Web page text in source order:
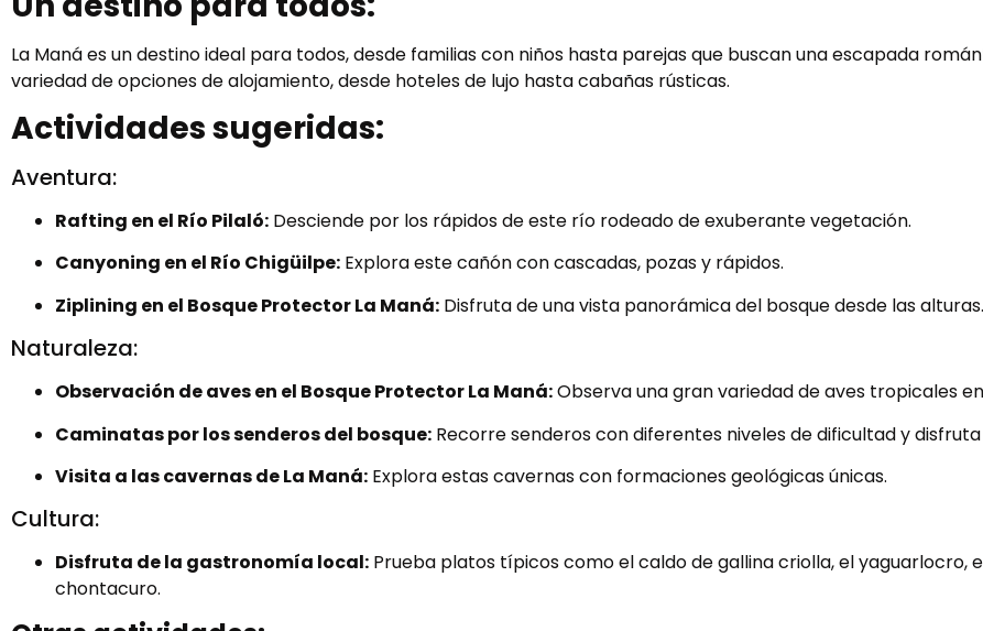
La Maná es un destino ideal para todos, desde familias con niños hasta parejas que buscan una escapada
variedad de opciones de alojamiento, desde hoteles de lujo hasta cabañas rústicas.
Actividades sugeridas:
Aventura:
Rafting en el Río Pilaló: Desciende por los rápidos de este río rodeado de exuberante vegetación.
Canyoning en el Río Chigüilpe: Explora este cañón con cascadas, pozas y rápidos.
Ziplining en el Bosque Protector La Maná: Disfruta de una vista panorámica del bosque desde las alturas.
Naturaleza:
Observación de aves en el Bosque Protector La Maná:Observa una gran variedad de aves tropicales
Caminatas por los senderos del bosque: Recorre senderos con diferentes niveles de dificultad y
Visita a las cavernas de La Maná: Explora estas cavernas con formaciones geológicas únicas.
Cultura:
Disfruta de la gastronomía local: Prueba platos típicos como el caldo de gallina criolla, el yaguarlocro,
chontacuro.